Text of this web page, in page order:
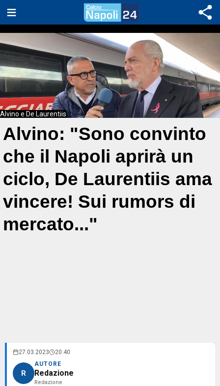
Alvino e De Laurentiis
Alvino: "Sono convinto
che il Napoli aprirà un
ciclo, De Laurentiis ama
vincere! Sui rumors di
mercato..."
27.03.2023 20:40
R
AUTORE
Redazione
Redazione